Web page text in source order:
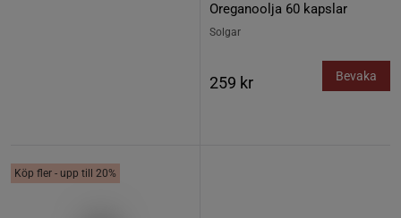
Oreganoolja 60 kapslar
Solgar
259 kr Bevaka
Köp fler - upp till 20%